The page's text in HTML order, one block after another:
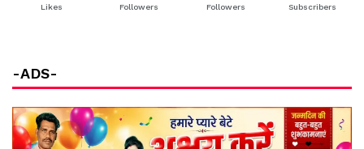
Likes Followers Followers Subscribers
-ADS-